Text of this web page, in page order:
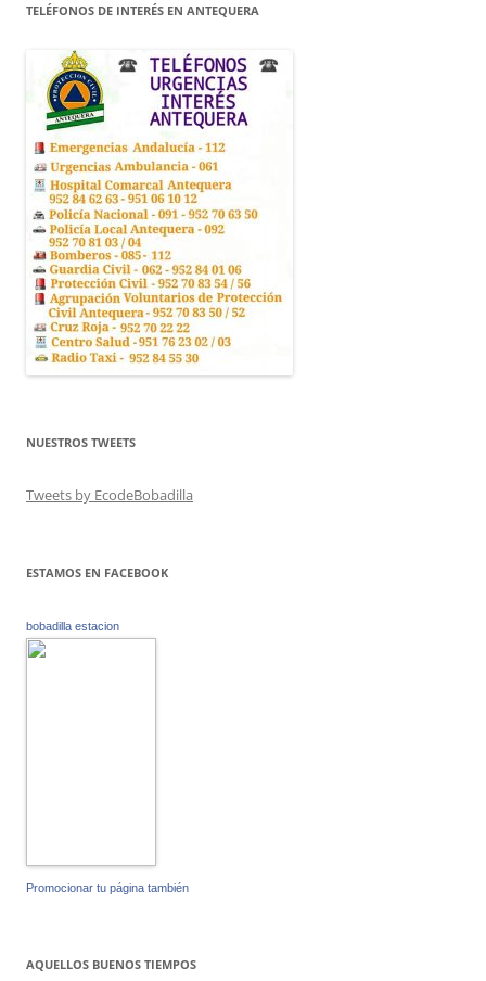
TELÉFONOS DE INTERÉS EN ANTEQUERA
NUESTROS TWEETS
Tweets by EcodeBobadilla
ESTAMOS EN FACEBOOK
bobadilla estacion
Promocionar tu página también
AQUELLOS BUENOS TIEMPOS